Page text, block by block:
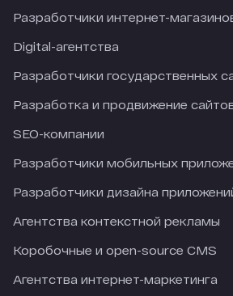
Разработчики интернет-
Digital-агентства
Разработчики государственных
Разработка и продвижение
SEO-компании
Разработчики мобильных
Разработчики дизайна
Агентства контекстной рекламы
Коробочные и open-source CMS
Агентства интернет-маркетинга